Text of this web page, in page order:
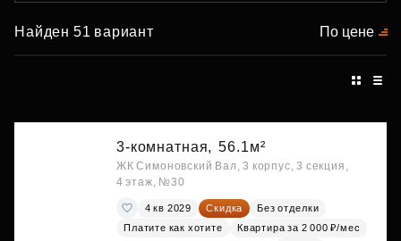
Найден 51 вариант По цене
3-комнатная, 56.1м²
ЖК Симоновский Вал, 3 корпус, 3 секция,
4 этаж, №30
4 кв 2029 Скидка
Без отделки
Платите как хотите
Квартира за 2 000 ₽/мес